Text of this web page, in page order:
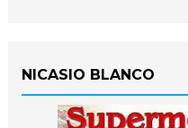
NICASIO BLANCO